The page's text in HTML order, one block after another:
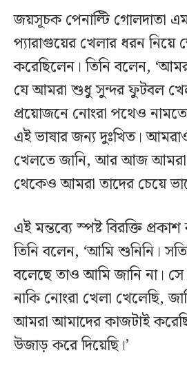
জয়সূচক পেনাল্টি গোলদাতা
প্যারাগুয়ের খেলার ধরন নিয়ে
করেছিলেন। তিনি বলেন,
যে আমরা শুধু সুন্দর ফুটবল
প্রয়োজনে নোংরা পথেও
এই ভাষার জন্য দুঃখিত।
খেলতে জানি, আর আজ আমরা
থেকেও আমরা তাদের চেয়ে
এই মন্তব্যে স্পষ্ট বিরক্তি
তিনি বলেন, ‘আমি শুনিনি।
বলেছে তাও আমি জানি না।
নাকি নোংরা খেলা খেলেছি,
আমরা আমাদের কাজটাই
উজাড় করে দিয়েছি।’